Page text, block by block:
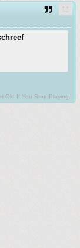
Old If You Stop Playing.